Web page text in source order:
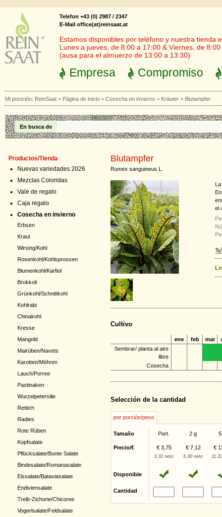
Telefon +43 (0) 2987 / 2347
E-Mail office(at)reinsaat.at
Estamos disponibles por teléfono y nuestra tienda
Lunes a jueves, de 8:00 a 17:00 & Viernes, de
(ausa para el almuerzo de 13:00 a 13:30)
Empresa Compromiso
Mi posición: ReinSaat > Página de inicio > Cosecha en invierno > Kräuter > Blutampfer
En busca de
Productos/Tienda
Nuevas variedades 2026
Mezclas Coloridas
Vale de regalo
Caja regalo
Cosecha en invierno
Erbsen
Kraut
Wirsing/Kohl
Rosenkohl/Kohlsprossen
Blumenkohl/Karfiol
Brokkoli
Grünkohl/Schnittkohl
Kohlrabi
Chinakohl
Kresse
Mangold
Mairüben/Navets
Karotten/Möhren
Lauch/Porree
Pastinaken
Wurzelpetersilie
Rettich
Radies
Rote Rüben
Kopfsalate
Pflücksalate/Bunte Salate
Bindesalate/Romanasalate
Eissalate/Bataviasalate
Endiviensalate
Treib-Zichorie/Chicoree
Vogerlsalate/Feldsalate
Blutampfer
Rumex sanguineus L.
La
el
Cultivo
ene feb mar
Sembrar/ planta al aire
libre
Cosecha
Selección de la cantidad
por porción/peso
Tamaño Port. 2 g
Precio/€ € 3,75 € 7,12 €
3,32 neto 6,30 neto
Disponible
Cantidad